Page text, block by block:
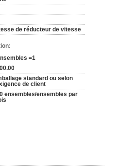
de réducteur de vitesse
=1
standard ou selon
de client
ensembles/ensembles par